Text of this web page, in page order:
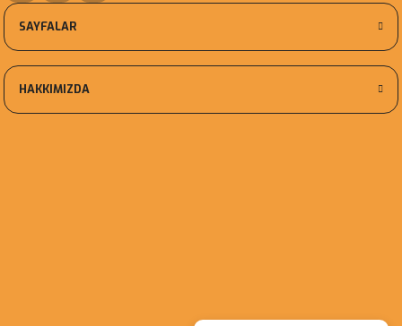
SAYFALAR
HAKKIMIZDA